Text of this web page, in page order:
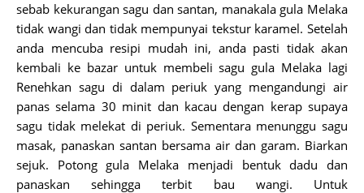
sebab kekurangan sagu dan santan, manakala gula Melaka
tidak wangi dan tidak mempunyai tekstur karamel. Setelah
anda mencuba resipi mudah ini, anda pasti tidak akan
kembali ke bazar untuk membeli sagu gula Melaka lagi
Renehkan sagu di dalam periuk yang mengandungi air
panas selama 30 minit dan kacau dengan kerap supaya
sagu tidak melekat di periuk. Sementara menunggu sagu
masak, panaskan santan bersama air dan garam. Biarkan
sejuk. Potong gula Melaka menjadi bentuk dadu dan
panaskan sehingga terbit bau wangi. Untuk